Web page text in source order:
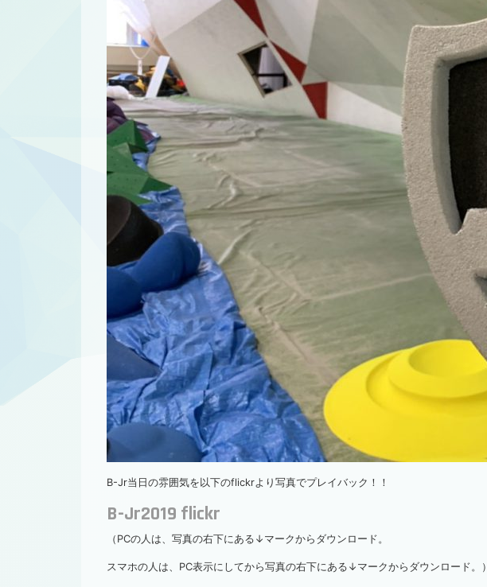
B-Jr当日の雰囲気を以下のflickrより写真でプレイバック！！
B-Jr2019 flickr
（PCの人は、写真の右下にある↓マークからダウンロード。
スマホの人は、PC表示にしてから写真の右下にある↓マークからダウンロード。）